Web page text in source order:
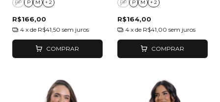
PP P M + 2
R$166,00
4 x de R$41,50 sem juros
COMPRAR
PP P M + 2
R$164,00
4 x de R$41,00 sem juros
COMPRAR